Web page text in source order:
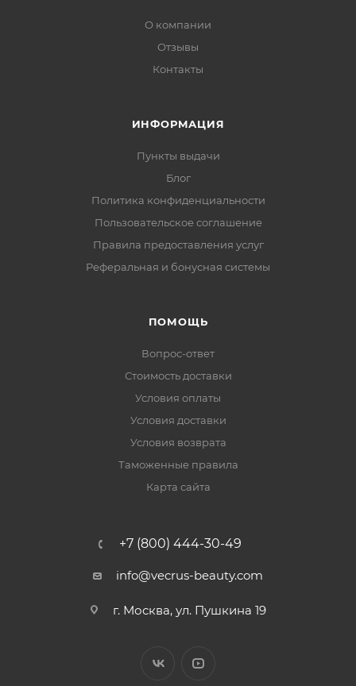
О компании
Отзывы
Контакты
ИНФОРМАЦИЯ
Пункты выдачи
Блог
Политика конфиденциальности
Пользовательское соглашение
Правила предоставления услуг
Реферальная и бонусная системы
ПОМОЩЬ
Вопрос-ответ
Стоимость доставки
Условия оплаты
Условия доставки
Условия возврата
Таможенные правила
Карта сайта
+7 (800) 444-30-49
info@vecrus-beauty.com
г. Москва, ул. Пушкина 19